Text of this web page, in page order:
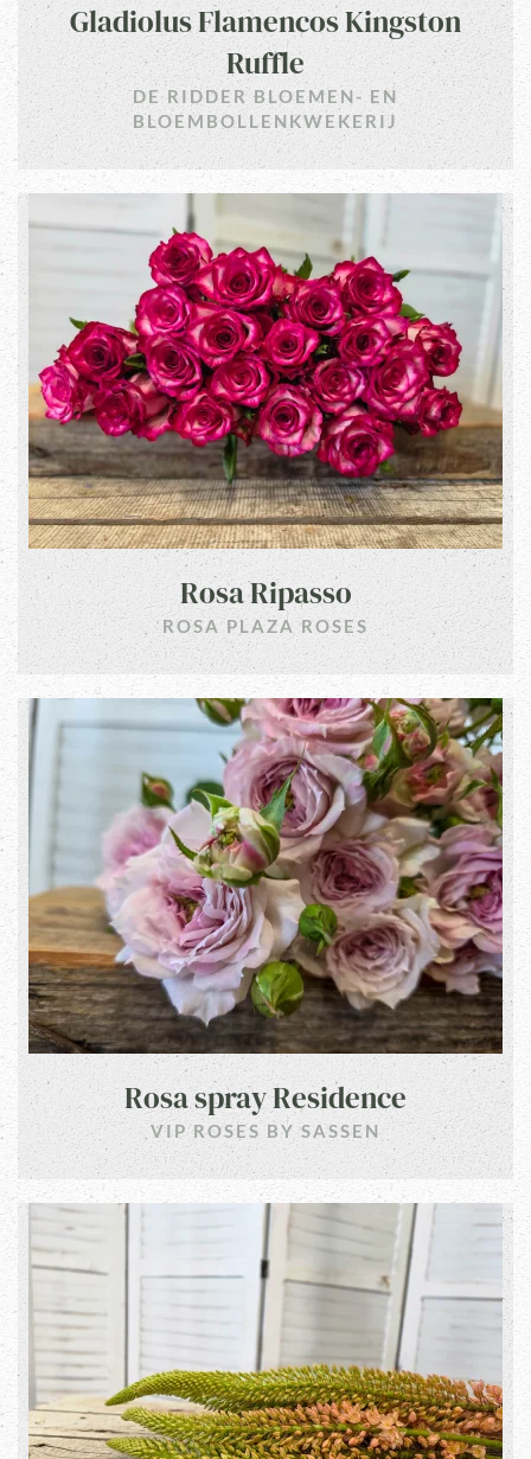
Gladiolus Flamencos Kingston
Ruffle
DE RIDDER BLOEMEN- EN
BLOEMBOLLENKWEKERIJ
Rosa Ripasso
ROSA PLAZA ROSES
Rosa spray Residence
VIP ROSES BY SASSEN